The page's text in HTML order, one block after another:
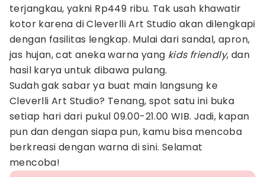
terjangkau, yakni Rp449 ribu. Tak usah khawatir
kotor karena di Cleverlli Art Studio akan dilengkapi
dengan fasilitas lengkap. Mulai dari sandal, apron,
jas hujan, cat aneka warna yang kids friendly, dan
hasil karya untuk dibawa pulang.
Sudah gak sabar ya buat main langsung ke
Cleverlli Art Studio? Tenang, spot satu ini buka
setiap hari dari pukul 09.00-21.00 WIB. Jadi, kapan
pun dan dengan siapa pun, kamu bisa mencoba
berkreasi dengan warna di sini. Selamat
mencoba!